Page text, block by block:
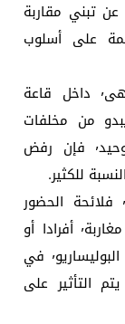
عن تبني مقاربة
والسخيفة٬ والقائمة على أسلوب
ولكن في قلب العاصمة الفرنسية٬ والأدهى٬ داخل قاعة
شيوعي٬ على ما يبدو من مخلفات
النظام السوفياتي القائم على الحزب الوحيد٬ فإن رفض
هكذا تم التعامل وفق منهجية إقصائية٬ فلائحة الحضور
شطبت منها أسماء مشاركين فرنسيين أو مغاربة٬ أفرادا أو
مسؤولين جمعويين٬ لا يحملون نفس أفكار البوليساريو٬ في
التأثير على